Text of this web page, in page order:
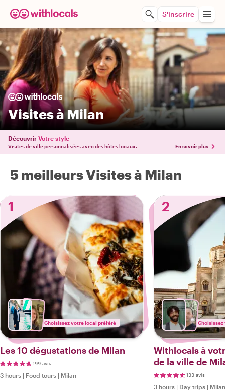
S'inscrire
Visites à Milan
Découvrir Votre style
Visites de ville personnalisées avec des hôtes locaux. En savoir plus
5 meilleurs Visites à Milan
1
Choisissez votre local préféré
Les 10 dégustations de Milan
199 avis
3 hours | Food tours | Milan
2
Withlocals à
de la ville de
133 avis
3 hours | Day trips | Milan